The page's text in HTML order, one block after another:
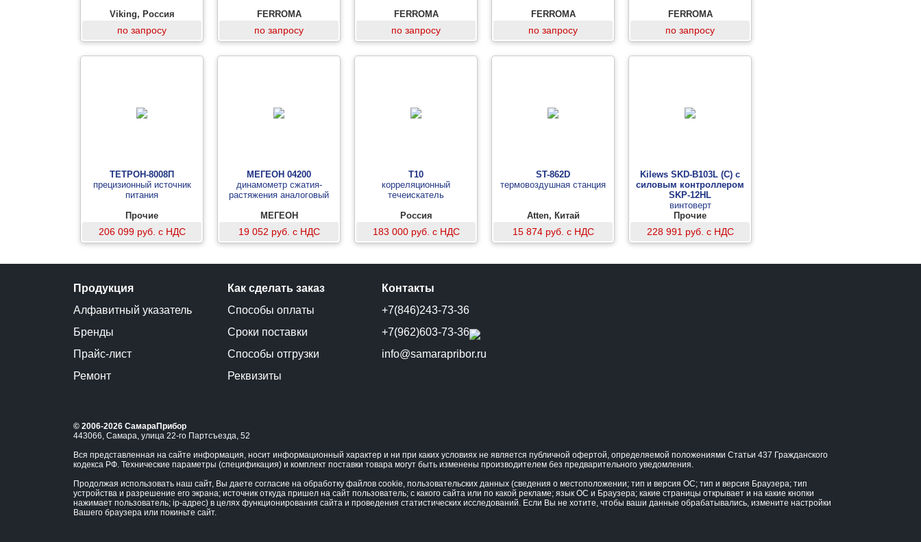
Viking, Россия
по запросу
FERROMA
по запросу
FERROMA
по запросу
FERROMA
по запросу
FERROMA
по запросу
ТЕТРОН-8008П
прецизионный источник
питания
Прочие
206 099 руб. с НДС
МЕГЕОН 04200
динамометр сжатия-
растяжения аналоговый
МЕГЕОН
19 052 руб. с НДС
Т10
корреляционный
течеискатель
Россия
183 000 руб. с НДС
ST-862D
термовоздушная станция
Atten, Китай
15 874 руб. с НДС
Kilews SKD-B103L (C) с
силовым контроллером
SKP-12HL
винтоверт
Прочие
228 991 руб. с НДС
Продукция
Алфавитный указатель
Бренды
Прайс-лист
Ремонт
Как сделать заказ
Способы оплаты
Сроки поставки
Способы отгрузки
Реквизиты
Контакты
+7(846)243-73-36
+7(962)603-73-36
info@samarapribor.ru
© 2006-2026 СамараПрибор
443066, Самара, улица 22-го Партсъезда, 52
Вся представленная на сайте информация, носит информационный характер и ни при каких условиях не является публичной офертой, определяемой положениями Статьи 437 Гражданского
кодекса РФ. Технические параметры (спецификация) и комплект поставки товара могут быть изменены производителем без предварительного уведомления.
Продолжая использовать наш сайт, Вы даете согласие на обработку файлов cookie, пользовательских данных (сведения о местоположении; тип и версия ОС; тип и версия Браузера; тип
устройства и разрешение его экрана; источник откуда пришел на сайт пользователь; с какого сайта или по какой рекламе; язык ОС и Браузера; какие страницы открывает и на какие кнопки
нажимает пользователь; ip-адрес) в целях функционирования сайта и проведения статистических исследований. Если Вы не хотите, чтобы ваши данные обрабатывались, измените настройки
Вашего браузера или покиньте сайт.